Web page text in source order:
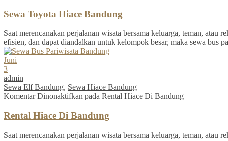
Sewa Toyota Hiace Bandung
Saat merencanakan perjalanan wisata bersama keluarga, teman,
efisien, dan dapat diandalkan untuk kelompok besar, maka sewa bus
Juni
3
admin
Sewa Elf Bandung, Sewa Hiace Bandung
Komentar Dinonaktifkan pada Rental Hiace Di Bandung
Rental Hiace Di Bandung
Saat merencanakan perjalanan wisata bersama keluarga, teman,